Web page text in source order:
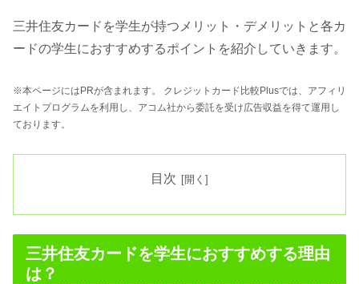
三井住友カードを学生が持つメリット・デメリットと各カ
ードの学生におすすめするポイントを紹介していきます。
※本ページにはPRが含まれます。 クレジットカード比較Plusでは、アフィリ
エイトプログラムを利用し、アコム社から委託を受け広告収益を得て運用し
ております。
目次
三井住友カードを学生におすすめする理由
は？